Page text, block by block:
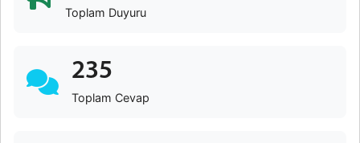
Toplam Duyuru
235
Toplam Cevap